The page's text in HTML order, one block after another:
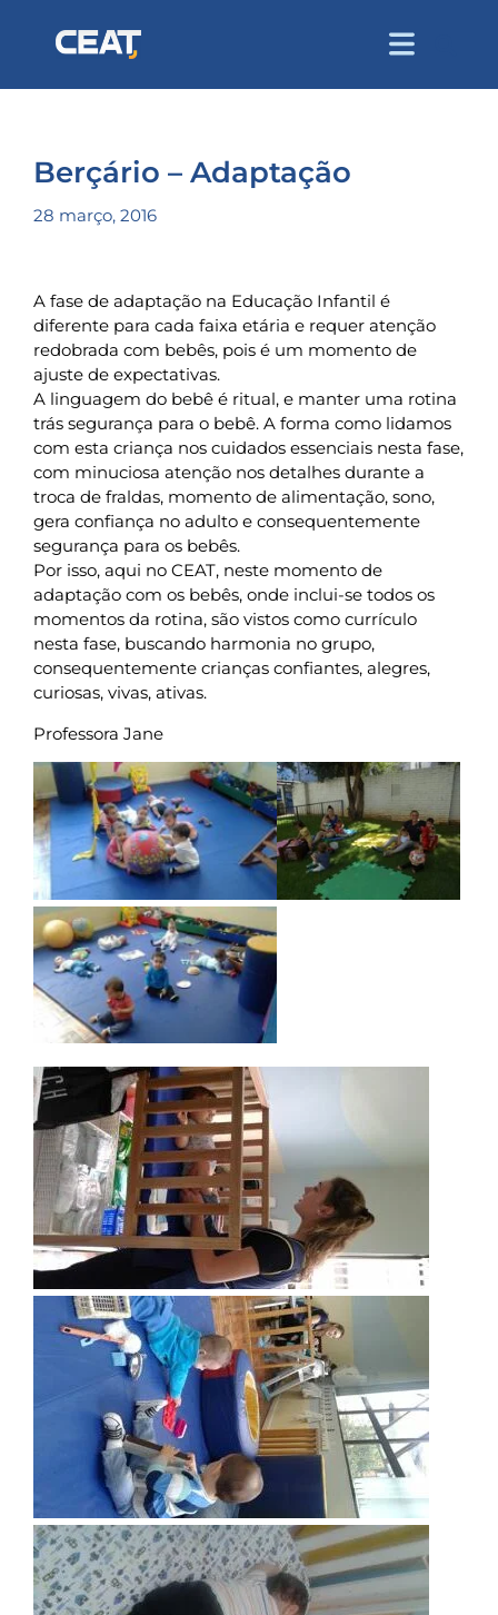
Berçário – Adaptação
28 março, 2016
A fase de adaptação na Educação Infantil é
diferente para cada faixa etária e requer atenção
redobrada com bebês, pois é um momento de
ajuste de expectativas.
A linguagem do bebê é ritual, e manter uma rotina
trás segurança para o bebê. A forma como lidamos
com esta criança nos cuidados essenciais nesta fase,
com minuciosa atenção nos detalhes durante a
troca de fraldas, momento de alimentação, sono,
gera confiança no adulto e consequentemente
segurança para os bebês.
Por isso, aqui no CEAT, neste momento de
adaptação com os bebês, onde inclui-se todos os
momentos da rotina, são vistos como currículo
nesta fase, buscando harmonia no grupo,
consequentemente crianças confiantes, alegres,
curiosas, vivas, ativas.
Professora Jane